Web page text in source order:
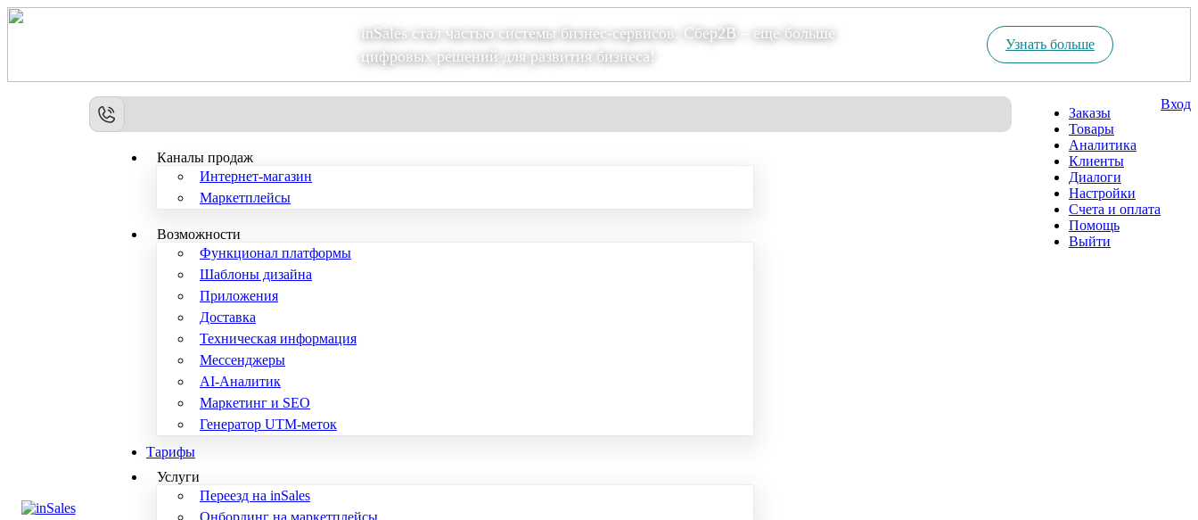
inSales стал частью системы бизнес-сервисов. Сбер2В – еще больше
цифровых решений для развития бизнеса!
Узнать больше
Каналы продаж
Интернет-магазин
Маркетплейсы
Возможности
Функционал платформы
Шаблоны дизайна
Приложения
Доставка
Техническая информация
Мессенджеры
AI-Аналитик
Маркетинг и SEO
Генератор UTM-меток
Тарифы
Услуги
Переезд на inSales
Онбординг на маркетплейсы
Заказы
Товары
Аналитика
Клиенты
Диалоги
Настройки
Счета и оплата
Помощь
Выйти
Вход